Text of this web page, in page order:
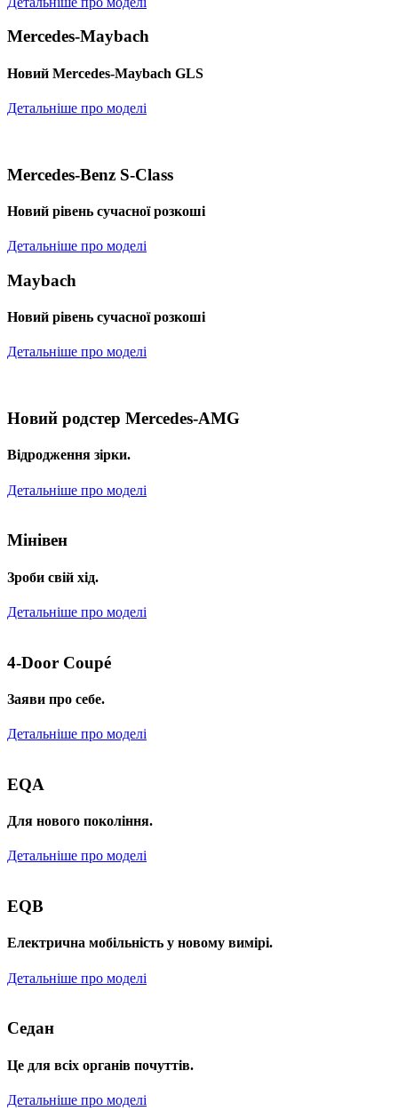
Mercedes-Maybach
Новий Mercedes-Maybach GLS
Детальніше про моделі
Mercedes-Benz S-Class
Новий рівень сучасної розкоші
Детальніше про моделі
Maybach
Новий рівень сучасної розкоші
Детальніше про моделі
Новий родстер Mercedes-AMG
Відродження зірки.
Детальніше про моделі
Мінівен
Зроби свій хід.
Детальніше про моделі
4-Door Coupé
Заяви про себе.
Детальніше про моделі
EQA
Для нового покоління.
Детальніше про моделі
EQB
Електрична мобільність у новому вимірі.
Детальніше про моделі
Седан
Це для всіх органів почуттів.
Детальніше про моделі